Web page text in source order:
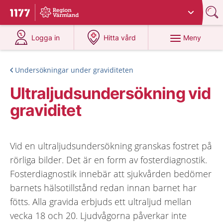
Till startsidan för 1177
Du har valt region
Logga in
på 1177.se
Hitta vård
på 1177.se
Meny
Undersökningar under graviditeten
Ultraljudsundersökning vid
graviditet
Vid en ultraljudsundersökning granskas fostret på
rörliga bilder. Det är en form av fosterdiagnostik.
Fosterdiagnostik innebär att sjukvården bedömer
barnets hälsotillstånd redan innan barnet har
fötts. Alla gravida erbjuds ett ultraljud mellan
vecka 18 och 20. Ljudvågorna påverkar inte